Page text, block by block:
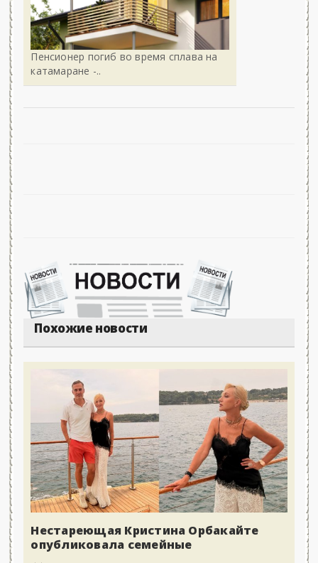
Пенсионер погиб во время сплава на
катамаране -..
Похожие новости
Нестареющая Кристина Орбакайте
опубликовала семейные